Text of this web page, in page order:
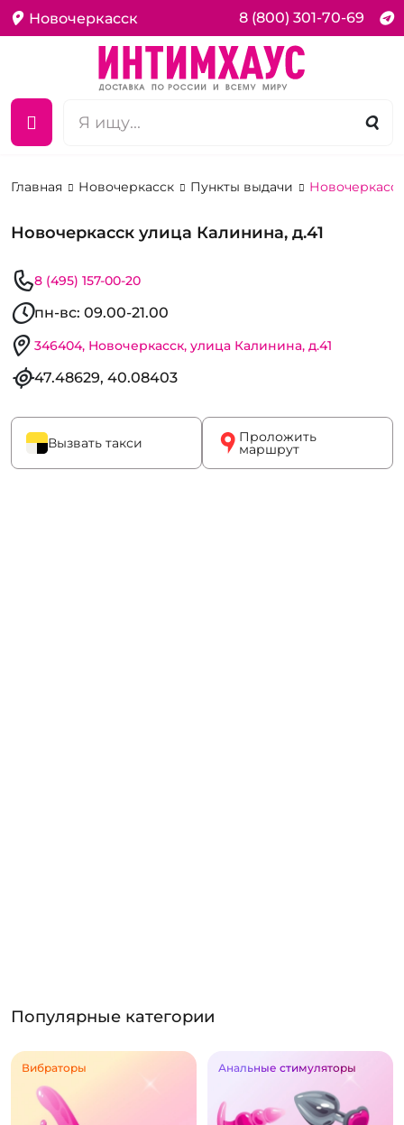
Новочеркасск 8 (800) 301-70-69
Главная Новочеркасск Пункты выдачи
Новочеркасск улица Калинина, д.41
8 (495) 157-00-20
пн-вс: 09.00-21.00
346404, Новочеркасск, улица Калинина, д.41
47.48629, 40.08403
Вызвать такси Проложить
маршрут
Популярные категории
Вибраторы Анальные стимуляторы